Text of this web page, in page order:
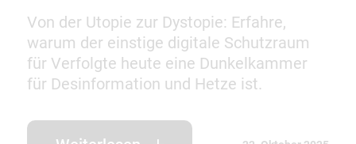
Von der Utopie zur Dystopie: Erfahre,
warum der einstige digitale Schutzraum
für Verfolgte heute eine Dunkelkammer
für Desinformation und Hetze ist.